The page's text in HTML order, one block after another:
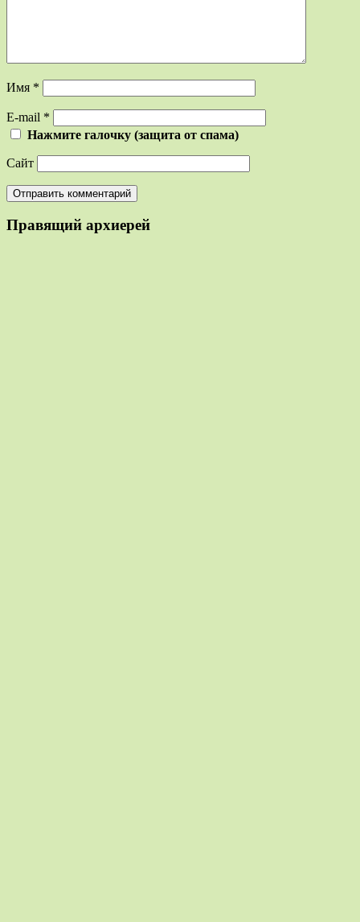
Имя *
E-mail *
Нажмите галочку (защита от спама)
Сайт
Правящий архиерей